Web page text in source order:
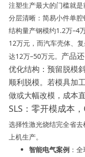
注塑生产最大的门槛就
分层清晰：简易小件单
结构量产钢模约1.2万–4
12万元，而汽车壳体、
达12万–50万元。 产品
优化结构：预留脱模
顺利脱模。若模具加
做或大幅改模，成本直
SLS：零开模成本
选择性激光烧结完全省
上机生产。
智能电气案例：全